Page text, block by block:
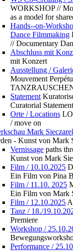
WORKSHOP //
as a model for
Hands--on-
Dance Filmmaking
// Documentary
Abschluss mit
mit Konzert
Ausstellung /
Mouvement
Statement
Curatorial Statement
Orte / Locations
/ move on
Mark
- Kunst von Mark
Vernissage paths
Kunst von Mark
Film / 10.10.2025
Ein Film von Pina
Film / 11.10. 2025
Ein Film von Mark
Film / 12.10.2025
Tanz / 18./
Premiere
Workshop /
Performance /